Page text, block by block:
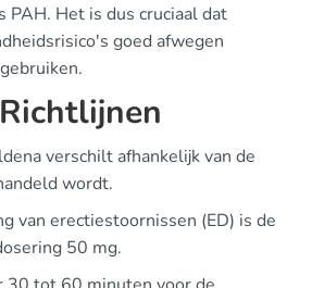
PAH. Het is dus cruciaal dat
goed afwegen
verschilt afhankelijk van de
wordt.
van erectiestoornissen (ED) is de
50 mg.